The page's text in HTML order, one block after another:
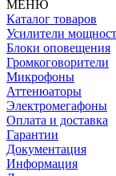
МЕНЮ
Каталог товаров
Усилители
Блоки оповещения
Громкоговорители
Микрофоны
Аттенюаторы
Электромегафоны
Оплата и доставка
Гарантии
Документация
Информация